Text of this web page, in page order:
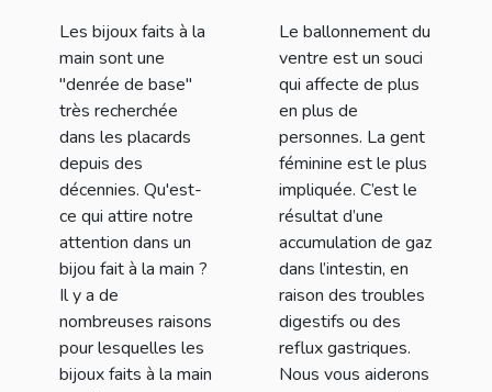
Les bijoux faits à la
main sont une
"denrée de base"
très recherchée
dans les placards
depuis des
décennies. Qu'est-
ce qui attire notre
attention dans un
bijou fait à la main ?
Il y a de
nombreuses raisons
pour lesquelles les
bijoux faits à la main
Le ballonnement du
ventre est un souci
qui affecte de plus
en plus de
personnes. La gent
féminine est le plus
impliquée. C’est le
résultat d’une
accumulation de gaz
dans l’intestin, en
raison des troubles
digestifs ou des
reflux gastriques.
Nous vous aiderons